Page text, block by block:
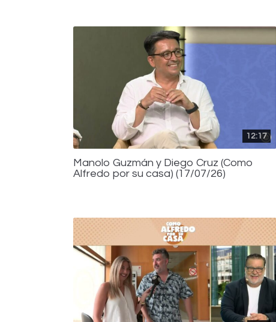
12:17
Manolo Guzmán y Diego Cruz (Como
Alfredo por su casa) (17/07/26)